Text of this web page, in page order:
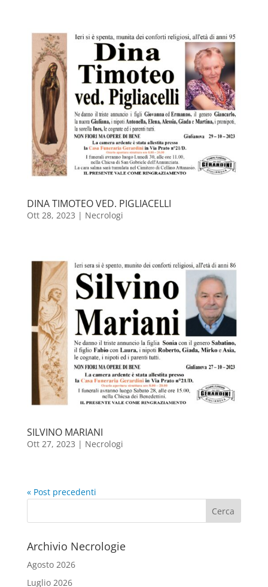
DINA TIMOTEO VED. PIGLIACELLI
Ott 28, 2023 | Necrologi
SILVINO MARIANI
Ott 27, 2023 | Necrologi
« Post precedenti
Cerca
Archivio Necrologie
Agosto 2026
Luglio 2026